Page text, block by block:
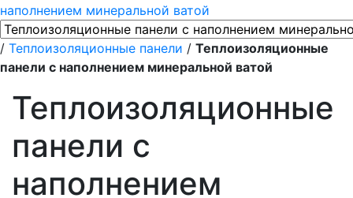
наполнением минеральной ватой
/ Теплоизоляционные панели / Теплоизоляционные
панели с наполнением минеральной ватой
Теплоизоляционные
панели с
наполнением